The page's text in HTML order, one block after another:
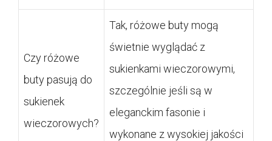
Czy różowe
buty pasują do
sukienek
wieczorowych?
Tak, różowe buty mogą
świetnie wyglądać z
sukienkami wieczorowymi,
szczególnie jeśli są w
eleganckim fasonie i
wykonane z wysokiej jakości